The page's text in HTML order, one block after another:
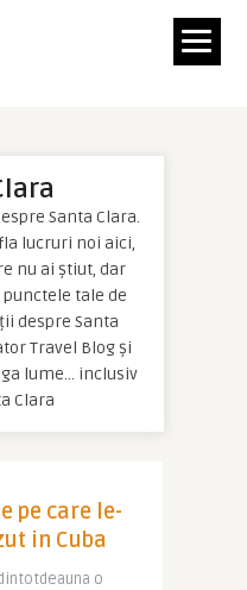
Santa Clara.
lucruri noi aici,
nu ai știut, dar
tale de
despre Santa
Travel Blog și
lume… inclusiv
Clara
pe care le-
in Cuba
o